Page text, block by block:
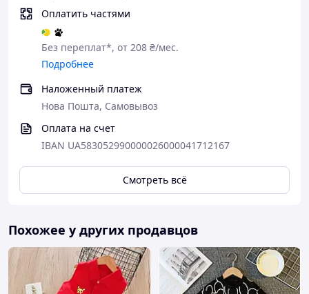
Оплатить частями
Без переплат*, от 208 ₴/мес.
Подробнее
Наложенный платеж
Нова Пошта, Самовывоз
Оплата на счет
IBAN UA583052990000026000041712167
Смотреть всё
Похожее у других продавцов